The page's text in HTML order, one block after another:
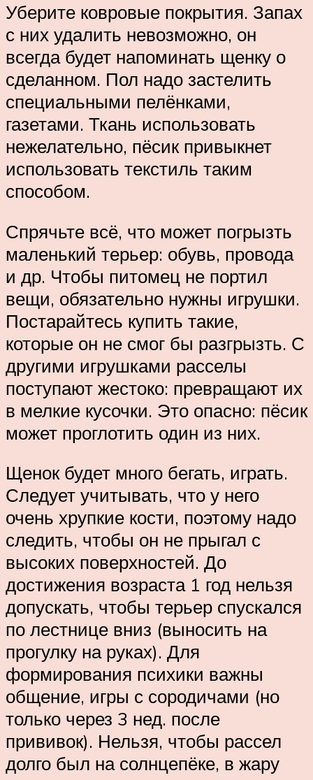
Уберите ковровые покрытия. Запах
с них удалить невозможно, он
всегда будет напоминать щенку о
сделанном. Пол надо застелить
специальными пелёнками,
газетами. Ткань использовать
нежелательно, пёсик привыкнет
использовать текстиль таким
способом.
Спрячьте всё, что может погрызть
маленький терьер: обувь, провода
и др. Чтобы питомец не портил
вещи, обязательно нужны игрушки.
Постарайтесь купить такие,
которые он не смог бы разгрызть. С
другими игрушками расселы
поступают жестоко: превращают их
в мелкие кусочки. Это опасно: пёсик
может проглотить один из них.
Щенок будет много бегать, играть.
Следует учитывать, что у него
очень хрупкие кости, поэтому надо
следить, чтобы он не прыгал с
высоких поверхностей. До
достижения возраста 1 год нельзя
допускать, чтобы терьер спускался
по лестнице вниз (выносить на
прогулку на руках). Для
формирования психики важны
общение, игры с сородичами (но
только через 3 нед. после
прививок). Нельзя, чтобы рассел
долго был на солнцепёке, в жару